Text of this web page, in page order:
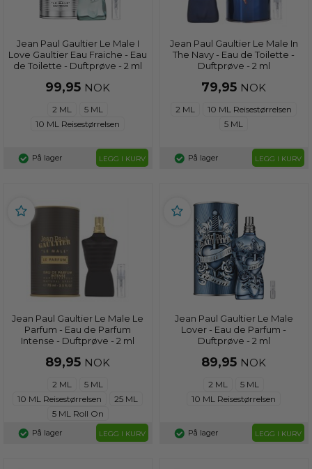
Jean Paul Gaultier Le Male I
Love Gaultier Eau Fraiche - Eau
de Toilette - Duftprøve - 2 ml
99,95 NOK
2 ML
5 ML
10 ML Reisestørrelsen
På lager LEGG I KURV
Jean Paul Gaultier Le Male In
The Navy - Eau de Toilette -
Duftprøve - 2 ml
79,95 NOK
2 ML
10 ML Reisestørrelsen
5 ML
På lager LEGG I KURV
Jean Paul Gaultier Le Male Le
Parfum - Eau de Parfum
Intense - Duftprøve - 2 ml
89,95 NOK
2 ML
5 ML
10 ML Reisestørrelsen
25 ML
5 ML Roll On
På lager LEGG I KURV
Jean Paul Gaultier Le Male
Lover - Eau de Parfum -
Duftprøve - 2 ml
89,95 NOK
2 ML
5 ML
10 ML Reisestørrelsen
På lager LEGG I KURV